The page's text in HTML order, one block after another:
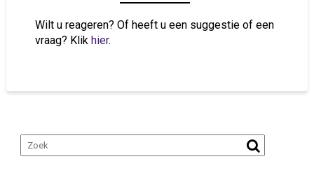
Wilt u reageren? Of heeft u een suggestie of een
vraag? Klik hier.